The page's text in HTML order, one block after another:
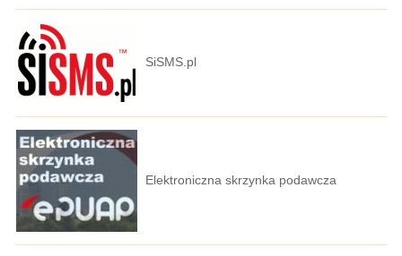
SiSMS.pl
Elektroniczna skrzynka podawcza